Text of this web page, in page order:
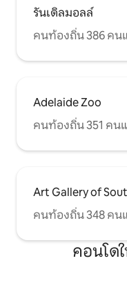
รันเดิลมอลล์
คนท้องถิ่น 386 คน
Adelaide Zoo
คนท้องถิ่น 351 คน
Art Gallery of
คนท้องถิ่น 348 คน
คอนโด